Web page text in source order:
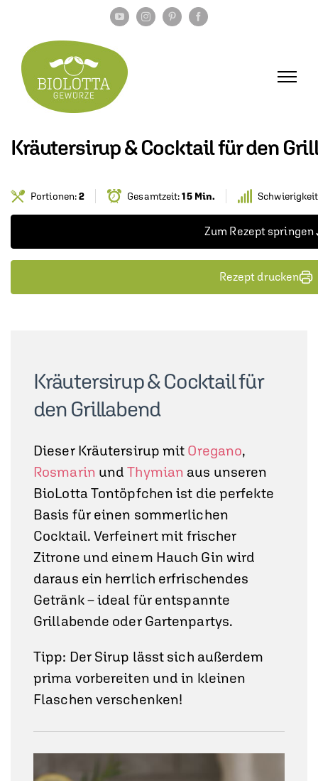
springen
YouTubeInstagramPinterestFacebook
Kräutersirup & Cocktail für den
Portionen:2 Gesamtzeit:15 Min.
Zum Rezept springen
Rezept drucken
Kräutersirup & Cocktail für
den Grillabend
Dieser Kräutersirup mit Oregano,
Rosmarin undThymian aus unseren
BioLotta Tontöpfchen ist die perfekte
Basis für einen sommerlichen
Cocktail. Verfeinert mit frischer
Zitrone und einem Hauch Gin wird
daraus ein herrlich erfrischendes
Getränk – ideal für entspannte
Grillabende oder Gartenpartys.
Tipp: Der Sirup lässt sich außerdem
prima vorbereiten und in kleinen
Flaschen verschenken!